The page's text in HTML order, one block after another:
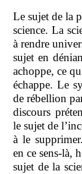
Le sujet de la
science. La
à rendre
sujet en
achoppe, ce
échappe. Le
de rébellion
discours
le sujet de
à le
en ce sens-là,
sujet de la